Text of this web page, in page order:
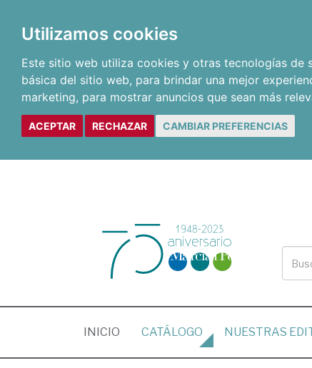
Utilizamos cookies
Este sitio web utiliza cookies y otras tecnologías de
básica del sitio web, para brindar una mejor
marketing, para mostrar anuncios que sean más
ACEPTAR RECHAZAR CAMBIAR PREFERENCIAS
INICIO (CURRENT)
CATÁLOGO NUESTRAS